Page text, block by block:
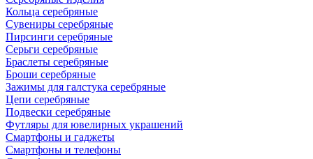
Кольца серебряные
Сувениры серебряные
Пирсинги серебряные
Серьги серебряные
Браслеты серебряные
Броши серебряные
Зажимы для галстука серебряные
Цепи серебряные
Подвески серебряные
Футляры для ювелирных украшений
Смартфоны и гаджеты
Смартфоны и телефоны